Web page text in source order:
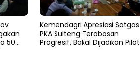
50
Kemendagri Apresiasi Satgas
PKA Sulteng Terobosan
Progresif, Bakal Dijadikan Pilot